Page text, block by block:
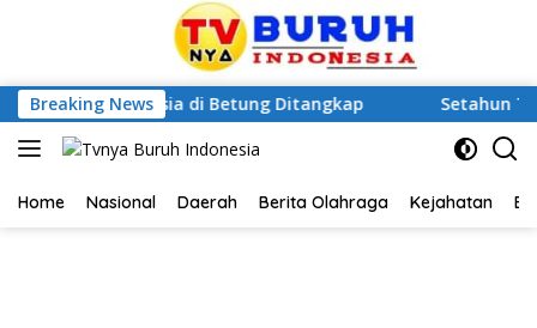
Breaking News
Lansia di Betung Ditangkap Setahun Tanpa
Home Nasional Daerah Berita Olahraga Kejahatan